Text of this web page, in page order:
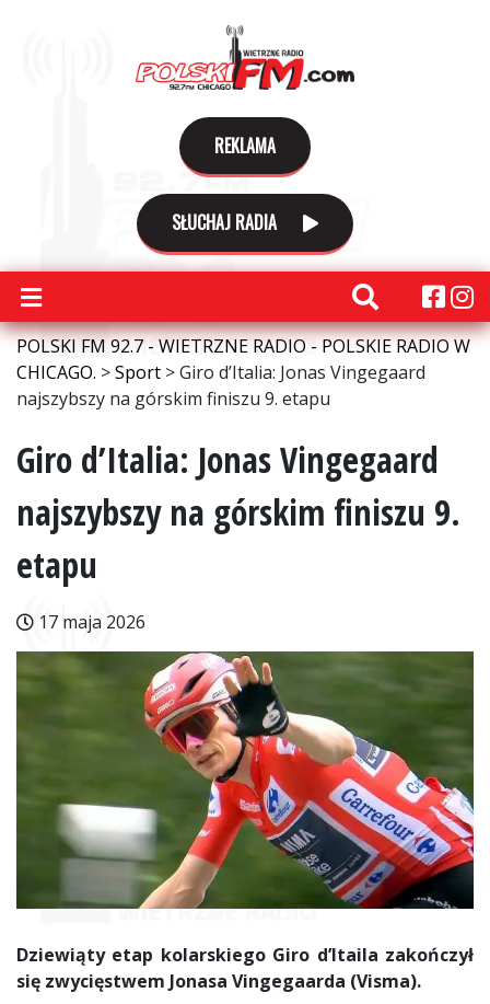
REKLAMA
SŁUCHAJ RADIA
POLSKI FM 92.7 - WIETRZNE RADIO - POLSKIE RADIO W
CHICAGO. >Sport >Giro d’Italia: Jonas Vingegaard
najszybszy na górskim finiszu 9. etapu
Giro d’Italia: Jonas Vingegaard
najszybszy na górskim finiszu 9.
etapu
17 maja 2026
Dziewiąty etap kolarskiego Giro d’Itaila zakończył
się zwycięstwem Jonasa Vingegaarda (Visma).